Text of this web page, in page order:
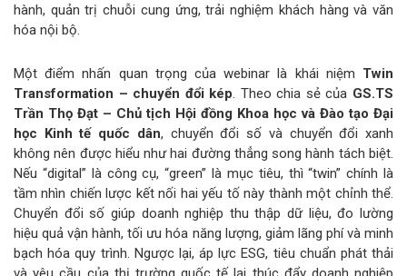
hành, quản trị chuỗi cung ứng, trải nghiệm khách hàng và văn
hóa nội bộ.
Một điểm nhấn quan trọng của webinar là khái niệm Twin
Transformation – chuyển đổi kép . Theo chia sẻ của GS.TS
Trần Thọ Đạt – Chủ tịch Hội đồng Khoa học và Đào tạo Đại
học Kinh tế quốc dân, chuyển đổi số và chuyển đổi xanh
không nên được hiểu như hai đường thẳng song hành tách biệt.
Nếu “digital” là công cụ, “green” là mục tiêu, thì “twin” chính là
tầm nhìn chiến lược kết nối hai yếu tố này thành một chỉnh thể.
Chuyển đổi số giúp doanh nghiệp thu thập dữ liệu, đo lường
hiệu quả vận hành, tối ưu hóa năng lượng, giảm lãng phí và minh
bạch hóa quy trình. Ngược lại, áp lực ESG, tiêu chuẩn phát thải